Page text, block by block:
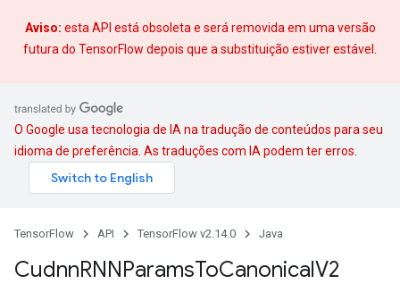
Aviso: esta API está obsoleta e será removida em uma versão
futura do TensorFlow depois que a substituição estiver estável.
O Google usa tecnologia de IA na tradução de conteúdos para seu
idioma de preferência. As traduções com IA podem ter erros.
TensorFlow API TensorFlow v2.14.0 Java
CudnnRNNParamsToCanonicalV2